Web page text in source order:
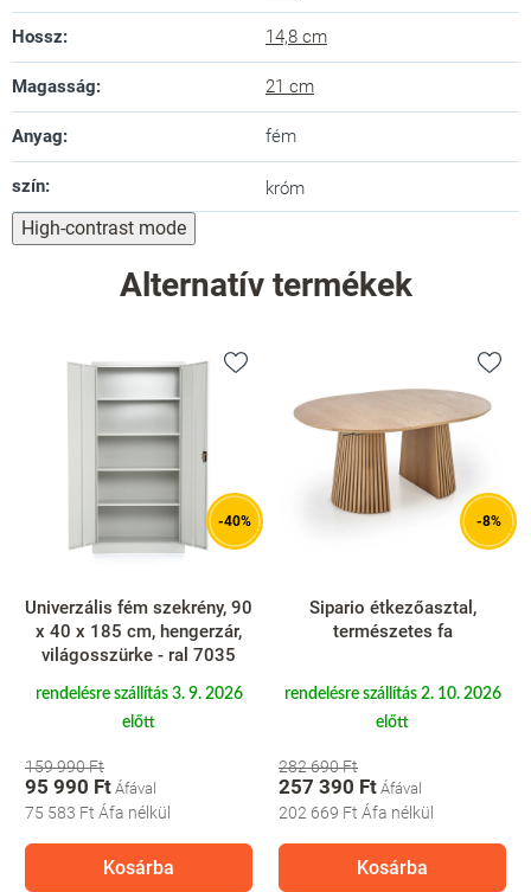
Hossz: 14,8 cm
Magasság: 21 cm
Anyag: fém
szín: króm
High-contrast mode
Alternatív termékek
-40%
Univerzális fém szekrény, 90
x 40 x 185 cm, hengerzár,
világosszürke - ral 7035
rendelésre szállítás 3. 9. 2026
előtt
159 990 Ft
95 990 Ft
75 583 Ft Áfa nélkül
Kosárba
-8%
Sipario étkezőasztal,
természetes fa
rendelésre szállítás 2. 10. 2026
előtt
282 690 Ft
257 390 Ft
202 669 Ft Áfa nélkül
Kosárba